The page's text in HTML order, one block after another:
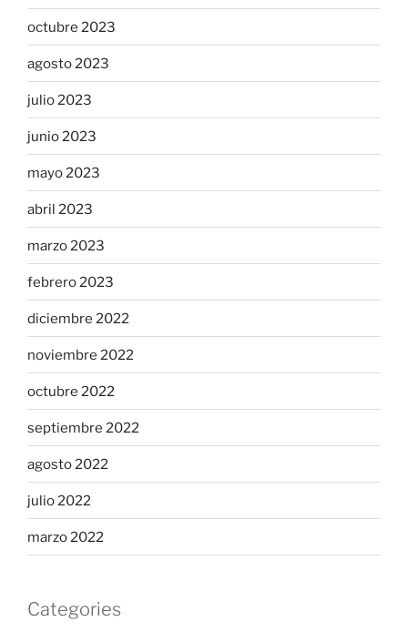
octubre 2023
agosto 2023
julio 2023
junio 2023
mayo 2023
abril 2023
marzo 2023
febrero 2023
diciembre 2022
noviembre 2022
octubre 2022
septiembre 2022
agosto 2022
julio 2022
marzo 2022
Categories